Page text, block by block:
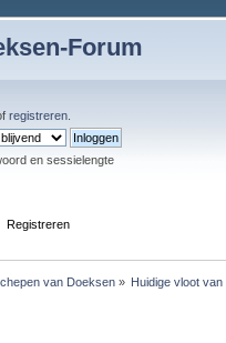
Forum
registreren
en sessielengte
Registreren
van Doeksen» Huidige vloot